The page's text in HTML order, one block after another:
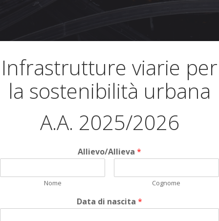
Infrastrutture viarie per
la sostenibilità urbana
A.A. 2025/2026
Allievo/Allieva *
Nome Cognome
Data di nascita *